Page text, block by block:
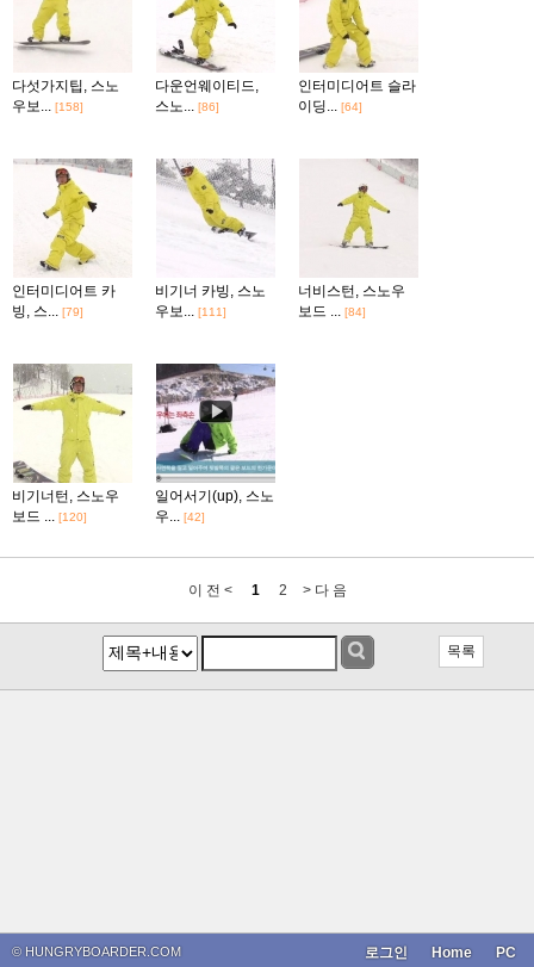
다섯가지팁, 스노
우보... [158]
다운언웨이티드,
스노... [86]
인터미디어트 슬라
이딩... [64]
인터미디어트 카
빙, 스... [79]
비기너 카빙, 스노
우보... [111]
너비스턴, 스노우
보드 ... [84]
비기너턴, 스노우
보드 ... [120]
일어서기(up), 스노
우... [42]
이 전 < 1 2 > 다 음
목록
© HUNGRYBOARDER.COM PC
Home
로그인